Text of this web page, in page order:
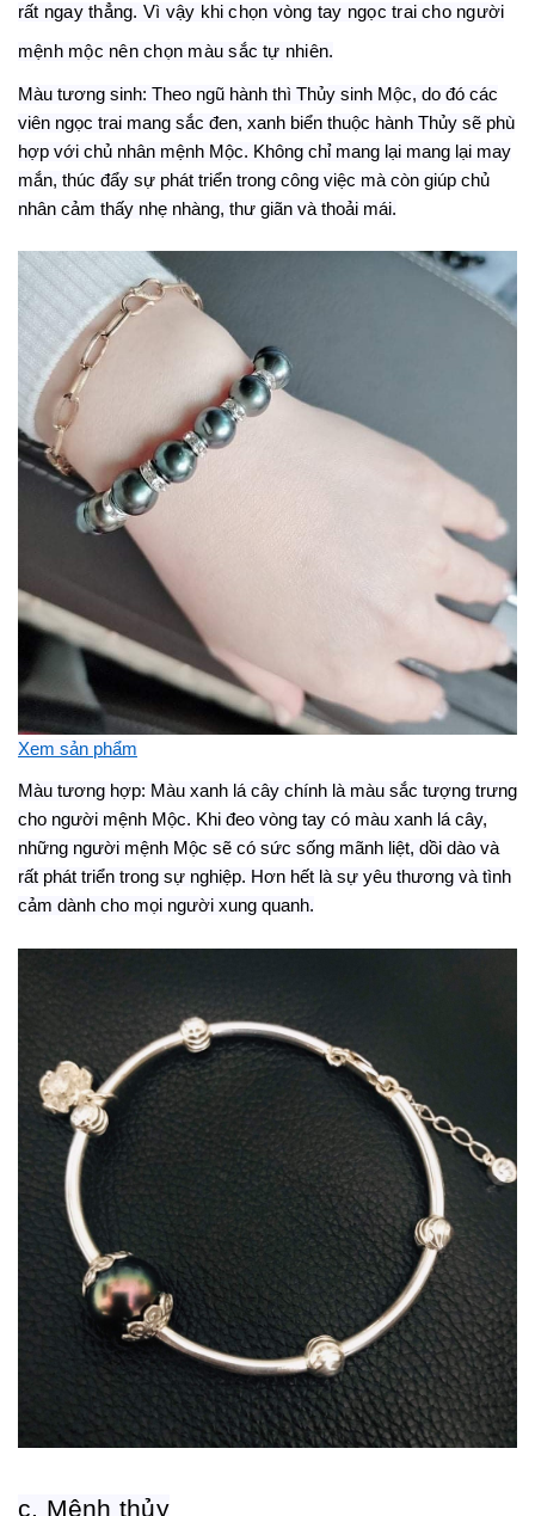
rất ngay thẳng. Vì vậy khi chọn vòng tay ngọc trai cho người
mệnh mộc nên chọn màu sắc tự nhiên.
Màu tương sinh: Theo ngũ hành thì Thủy sinh Mộc, do đó các
viên ngọc trai mang sắc đen, xanh biển thuộc hành Thủy sẽ phù
hợp với chủ nhân mệnh Mộc. Không chỉ mang lại mang lại may
mắn, thúc đẩy sự phát triển trong công việc mà còn giúp chủ
nhân cảm thấy nhẹ nhàng, thư giãn và thoải mái.
Xem sản phẩm
Màu tương hợp: Màu xanh lá cây chính là màu sắc tượng trưng
cho người mệnh Mộc. Khi đeo vòng tay có màu xanh lá cây,
những người mệnh Mộc sẽ có sức sống mãnh liệt, dồi dào và
rất phát triển trong sự nghiệp. Hơn hết là sự yêu thương và tình
cảm dành cho mọi người xung quanh.
c. Mệnh thủy